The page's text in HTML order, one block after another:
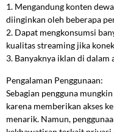
1. Mengandung konten
diinginkan oleh beberapa
2. Dapat mengkonsumsi
kualitas streaming jika
3. Banyaknya iklan di dalam
Pengalaman Penggunaan:
Sebagian pengguna
karena memberikan akses
menarik. Namun,